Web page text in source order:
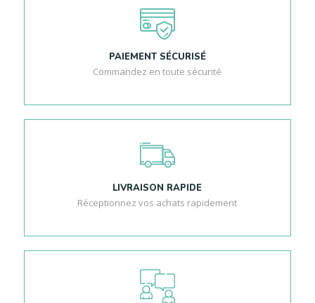
PAIEMENT SÉCURISÉ
Commandez en toute sécurité
LIVRAISON RAPIDE
Réceptionnez vos achats rapidement